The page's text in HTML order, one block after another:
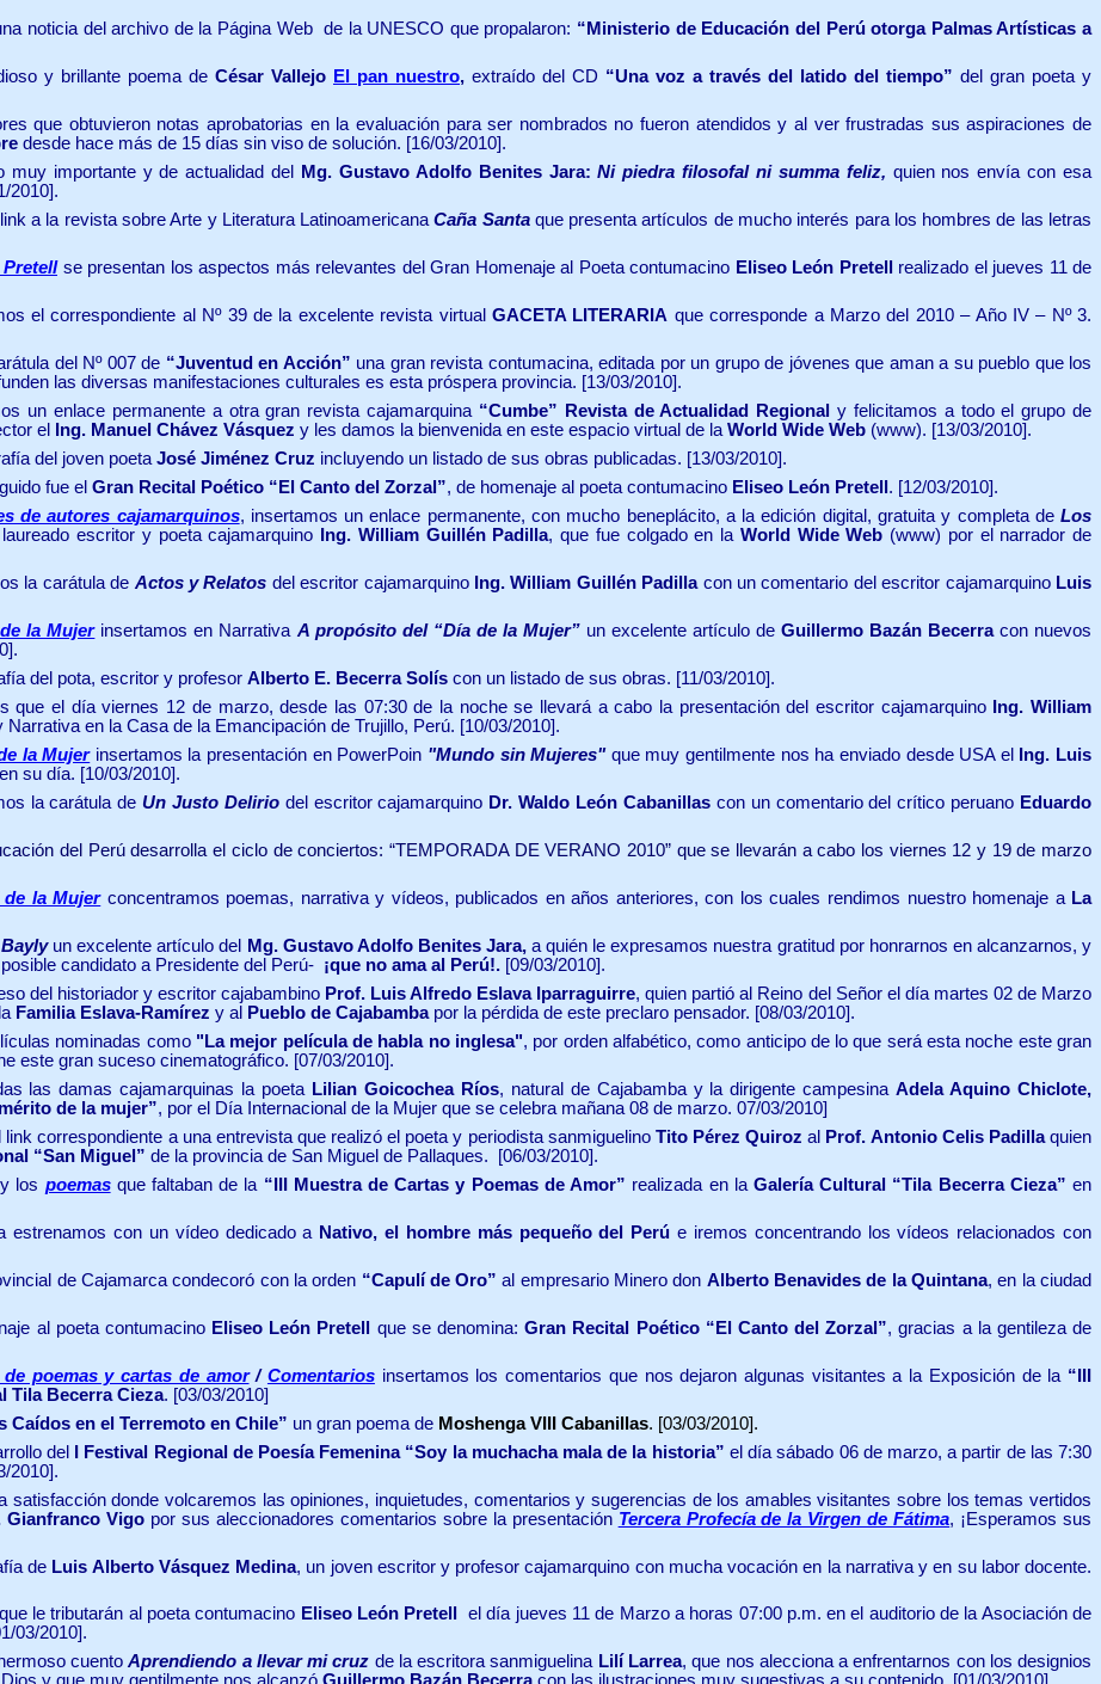
noticia del archivo de la Página Web de la UNESCO que propalaron: “Ministerio de Educación del Perú otorga Palmas Artísticas a
y brillante poema de César Vallejo El pan nuestro, extraído del CD “Una voz a través del latido del tiempo” del gran poeta y
que obtuvieron notas aprobatorias en la evaluación para ser nombrados no fueron atendidos y al ver frustradas sus aspiraciones de
desde hace más de 15 días sin viso de solución. [16/03/2010].
muy importante y de actualidaddel Mg. Gustavo Adolfo Benites Jara: Nipiedra filosofal ni summa feliz, quien nos envía con esa
2010].
a la revista sobre Arte y Literatura LatinoamericanaCaña Santaque presenta artículos de mucho interés para los hombres de las letras
Pretellse presentan los aspectos más relevantes del Gran Homenaje al Poeta contumacino Eliseo León Pretell
realizado el jueves 11 de
el correspondiente al Nº 39 de la excelente revista virtual GACETA LITERARIA que corresponde a Marzo del 2010 – Año IV – Nº 3.
del Nº 007 de “Juventud en Acción” una gran revista contumacina, editada por un grupo de jóvenes que aman a su pueblo que los
las diversas manifestaciones culturales es esta próspera provincia. [13/03/2010].
un enlace permanente a otra gran revista cajamarquina “Cumbe” Revista de Actualidad Regional y felicitamos a todo el grupo de
el
Ing. Manuel Chávez Vásquez y les damos la bienvenida en este espacio virtual de la World Wide Web (www). [13/03/2010].
del joven poeta José Jiménez Cruz incluyendo un listado de sus obras publicadas. [13/03/2010].
fue el Gran Recital Poético “El Canto del Zorzal”, de homenaje al poeta contumacino Eliseo León Pretell . [12/03/2010].
de autores cajamarquinos, insertamos un enlace permanente, con mucho beneplácito, a la edición digital, gratuita y completa deLos
escritor y poeta cajamarquino Ing. William Guillén Padilla, que fue colgado en la World Wide Web (www) por el narrador de
la carátula de Actos y Relatos del escritor cajamarquino Ing. William Guillén Padillacon un comentario del escritor cajamarquino Luis
la Mujerinsertamos en Narrativa A propósito del “Día de la Mujer”un excelente artículo de Guillermo Bazán Becerracon nuevos
del pota, escritor y profesor Alberto E. Becerra Solís con un listado de sus obras. [11/03/2010].
que el día viernes 12 de marzo, desde las 07:30 de la noche se llevará a cabo la presentación del escritor cajamarquino
Ing. William
en la Casa de la Emancipación de Trujillo, Perú. [10/03/2010].
la Mujerinsertamos la presentación en PowerPoin "Mundo sin Mujeres" que muy gentilmente nos ha enviado desde USA el
Ing. Luis
su día. [10/03/2010].
la carátula deUn Justo Deliriodel escritor cajamarquino Dr. Waldo León Cabanillascon un comentario del crítico peruano Eduardo
del Perú desarrolla el ciclo de conciertos: “TEMPORADA DE VERANO 2010” que se llevarán a cabo los viernes 12 y 19 de marzo
de la Mujerconcentramos poemas, narrativa y vídeos, publicados en años anteriores, con los cuales rendimos nuestro homenaje a La
un excelente artículo del Mg. Gustavo Adolfo Benites Jara,a quién le expresamos nuestra gratitud por honrarnos en alcanzarnos, y
candidato a Presidente del Perú- ¡que no ama al Perú!. [09/03/2010].
del historiador y escritor cajabambino Prof. Luis Alfredo Eslava Iparraguirre, quien partió al Reino del Señor el día martes 02 de Marzo
Familia Eslava-Ramírez y al Pueblo de Cajabambapor la pérdida de este preclaro pensador. [08/03/2010].
nominadas como "La mejor película de habla no inglesa", por orden alfabético, como anticipo de lo que será esta noche este gran
este gran suceso cinematográfico. [07/03/2010].
las damas cajamarquinas la poeta Lilian Goicochea Ríos, natural de Cajabamba y la dirigente campesinaAdela Aquino Chiclote,
de la mujer”, por el Día Internacional de la Mujer que se celebra mañana 08 de marzo. 07/03/2010]
correspondiente a una entrevista que realizó el poeta y periodista sanmiguelino Tito Pérez Quiroz al Prof. Antonio Celis Padillaquien
“San Miguel” de la provincia de San Miguel de Pallaques.
[06/03/2010].
los poemasque faltaban de la “III Muestra de Cartas y Poemas de Amor” realizada en la Galería Cultural “Tila Becerra Cieza” en
estrenamos con un vídeo dedicado a Nativo, el hombre más pequeño del Perú e iremos concentrando los vídeos relacionados con
de Cajamarca condecoró con la orden “Capulí de Oro” al empresario Minero don Alberto Benavides de la Quintana, en la ciudad
al poeta contumacino Eliseo León Pretell que se denomina:Gran Recital Poético “El Canto del Zorzal”, gracias a la gentileza de
poemas y cartas de amor/ Comentariosinsertamos los comentarios que nos dejaron algunas visitantes a la Exposición de la “III
Tila Becerra Cieza. [03/03/2010]
Caídos en el Terremoto en Chile” un gran poema de Moshenga VIII Cabanillas. [03/03/2010].
del I Festival Regional de Poesía Femenina “Soy la muchacha mala de la historia” el día sábado 06 de marzo, a partir de las 7:30
2010].
satisfacción donde volcaremos las opiniones, inquietudes, comentarios y sugerencias de los amables visitantes sobre los temas vertidos
Gianfranco Vigo por sus aleccionadores comentarios sobre la presentación Tercera Profecía de la Virgen de Fátima, ¡Esperamos sus
de Luis Alberto Vásquez Medina, un joven escritor y profesor cajamarquino con mucha vocación en la narrativa y en su labor docente.
le tributarán al poeta contumacino Eliseo León Pretell
el día jueves 11 de Marzo a horas 07:00 p.m. en el auditorio de la Asociación de
03/2010].
cuentoAprendiendo a llevar mi cruz de la escritora sanmiguelina Lilí Larrea, que nos alecciona a enfrentarnos con los designios